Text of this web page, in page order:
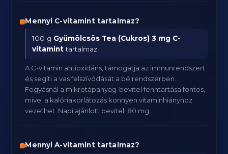
Mennyi C-vitamint tartalmaz?
100 g Gyümölcsös Tea (Cukros) 3 mg C-
vitaminttartalmaz.
A C-vitamin antioxidáns, támogatja az immunrendszert
és segíti a vas felszívódását a bélrendszerben.
Fogyásnál a mikrotápanyag-bevitel fenntartása fontos,
mivel a kalóriakorlátozás könnyen vitaminhiányhoz
vezethet. Napi ajánlott bevitel: 80 mg.
Mennyi A-vitamint tartalmaz?